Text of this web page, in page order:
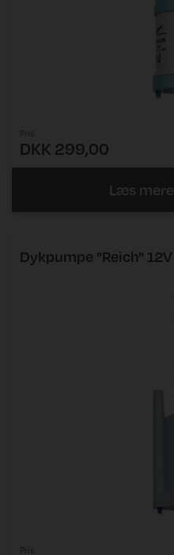
DKK 299,00
Læs mere
Dykpumpe "Reich" 12V